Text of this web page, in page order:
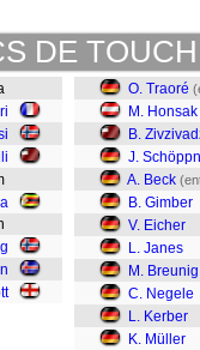
DE
O. Traoré
M. Honsak
B.
J.
A. Beck
B. Gimber
V. Eicher
L. Janes
M. Breunig
C. Negele
L. Kerber
K. Müller